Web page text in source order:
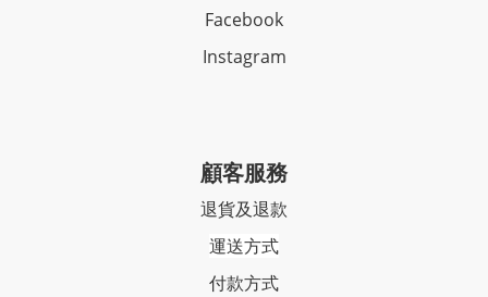
Facebook
Instagram
顧客服務
退貨及退款
運送方式
付款方式